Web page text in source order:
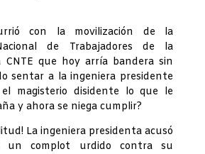
con la movilización de la
de Trabajadores de la
CNTE que hoy arría bandera sin
sentar a la ingeniera presidente
magisterio disidente lo que le
y ahora se niega cumplir?
La ingeniera presidenta acusó
un complot urdido contra su